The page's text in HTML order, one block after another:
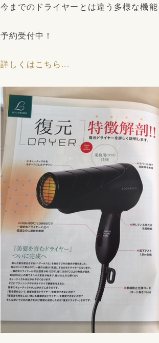
今までのドライヤーとは違う多様な機
予約受付中！
詳しくはこちら...